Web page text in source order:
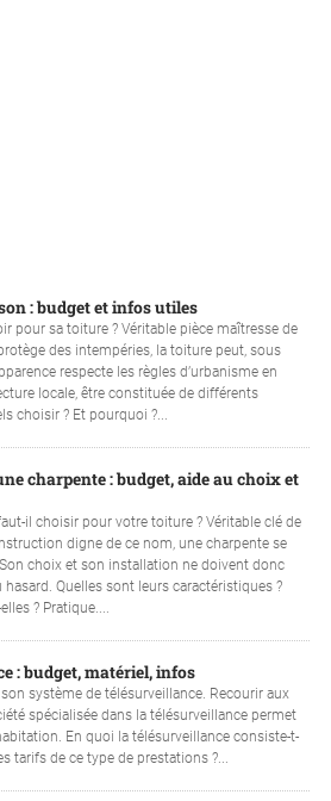
: budget et infos utiles
pour sa toiture ? Véritable pièce maîtresse de
des intempéries, la toiture peut, sous
respecte les règles d’urbanisme en
locale, être constituée de différents
choisir ? Et pourquoi ?...
charpente : budget, aide au choix et
il choisir pour votre toiture ? Véritable clé de
digne de ce nom, une charpente se
choix et son installation ne doivent donc
hasard. Quelles sont leurs caractéristiques ?
? Pratique....
: budget, matériel, infos
système de télésurveillance. Recourir aux
spécialisée dans la télésurveillance permet
En quoi la télésurveillance consiste-t-
tarifs de ce type de prestations ?...